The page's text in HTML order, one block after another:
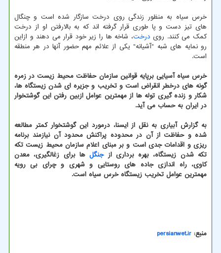
خرس سیاه به منظور زندگی روی درخت سازگار شده است و چنگال
های تیز دست و پا طوری قرار گرفته اند که به بالارفتن او از درخت
کمک می کنند. روی درخت، شاخه ها را زیر خود قرار می دهند و ازاین
رو نمایه های شبه "آشیانه" یکی از علائم مهم حضور آنها در هر منطقه
است.
خرس سیاه آسیایی برپایه قوانین سازمان حفاظت محیط زیست در زمره
گونه های درخطر انقراض است و تخریب و جزیره ای شدن زیستگاه ها،
شکار و زنده گیری توله ها از مهمترین عوامل ازبین رفتن این گوشتخوار
در ایران به حساب می آید.
به گزارش آبیاری به نقل از ایسنا، درمورد این گوشتخوار کمتر مطالعه
شده و حفاظت از آن در محدوده پراکنش محدود آن نیازمند برنامه
ریزی و اقدامات جدی است و بر مبنای اعلام سازمان محیط زیست تکه
تکه شدن زیستگاه، بهره برداری ازجنگلها برای زغالگیری، معدن
کاوی، راه اندازی جاده های روستایی و شهری و چرای بی رویه
مهمترین عوامل تخریب زیستگاه خرس سیاه است.
منبع: persianwet.ir